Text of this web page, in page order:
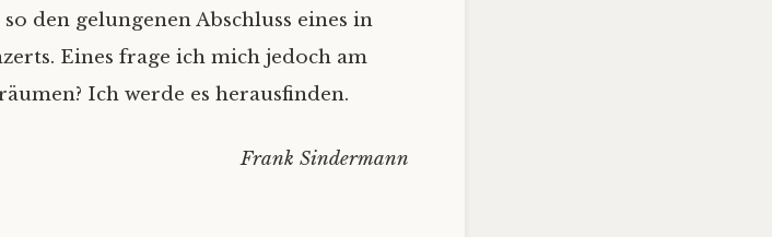
den gelungenen Abschluss eines in
Eines frage ich mich jedoch am
Ich werde es herausfinden.
Frank Sindermann